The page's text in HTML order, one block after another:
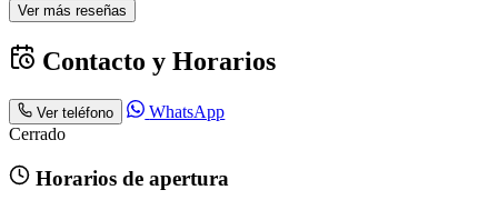
Ver más reseñas
Contacto y Horarios
Ver teléfono
WhatsApp
Cerrado
Horarios de apertura